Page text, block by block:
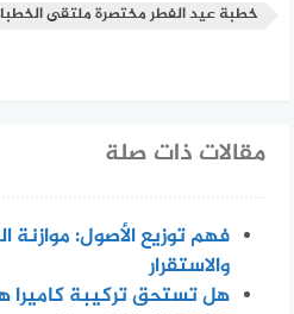
خطبة عيد الفطر مختصرة ملتقى
مقالات ذات صلة
فهم توزيع الأصول: موازنة
والاستقرار